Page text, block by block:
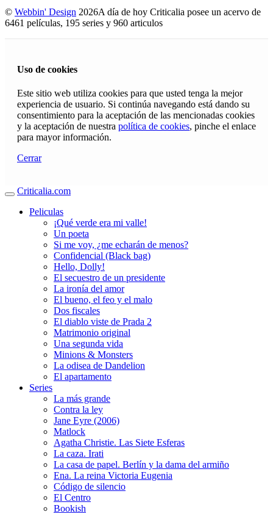
© Webbin' Design 2026A día de hoy Criticalia posee un acervo de
6461 películas, 195 series y 960 articulos
Uso de cookies
Este sitio web utiliza cookies para que usted tenga la mejor
experiencia de usuario. Si continúa navegando está dando su
consentimiento para la aceptación de las mencionadas cookies
y la aceptación de nuestra política de cookies, pinche el enlace
para mayor información.
Cerrar
Criticalia.com
Peliculas
¡Qué verde era mi valle!
Un poeta
Si me voy, ¿me echarán de menos?
Confidencial (Black bag)
Hello, Dolly!
El secuestro de un presidente
La ironía del amor
El bueno, el feo y el malo
Dos fiscales
El diablo viste de Prada 2
Matrimonio original
Una segunda vida
Minions & Monsters
La odisea de Dandelion
El apartamento
Series
La más grande
Contra la ley
Jane Eyre (2006)
Matlock
Agatha Christie. Las Siete Esferas
La caza. Irati
La casa de papel. Berlín y la dama del armiño
Ena. La reina Victoria Eugenia
Código de silencio
El Centro
Bookish